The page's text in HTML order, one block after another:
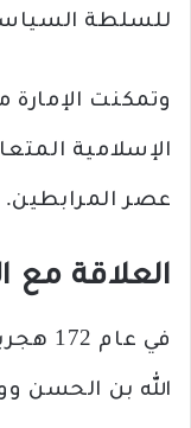
للسلطة
وتمكنت الإمارة
الإسلامية
عصر المرابطين.
العلاقة مع
في
الله بن الحسن